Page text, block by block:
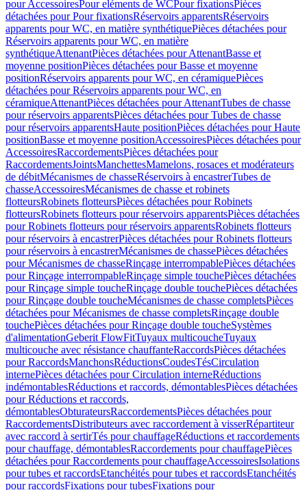
pour AccessoiresPour eléments de WCPour fixationsPièces
détachées pour Pour fixationsRéservoirs apparentsRéservoirs
apparents pour WC, en matière synthétiquePièces détachées pour
Réservoirs apparents pour WC, en matière
synthétiqueAttenantPièces détachées pour AttenantBasse et
moyenne positionPièces détachées pour Basse et moyenne
positionRéservoirs apparents pour WC, en céramiquePièces
détachées pour Réservoirs apparents pour WC, en
céramiqueAttenantPièces détachées pour AttenantTubes de chasse
pour réservoirs apparentsPièces détachées pour Tubes de chasse
pour réservoirs apparentsHaute positionPièces détachées pour Haute
positionBasse et moyenne positionAccessoiresPièces détachées pour
AccessoiresRaccordementsPièces détachées pour
RaccordementsJointsManchettesMamelons, rosaces et modérateurs
de débitMécanismes de chasseRéservoirs à encastrerTubes de
chasseAccessoiresMécanismes de chasse et robinets
flotteursRobinets flotteursPièces détachées pour Robinets
flotteursRobinets flotteurs pour réservoirs apparentsPièces détachées
pour Robinets flotteurs pour réservoirs apparentsRobinets flotteurs
pour réservoirs à encastrerPièces détachées pour Robinets flotteurs
pour réservoirs à encastrerMécanismes de chassePièces détachées
pour Mécanismes de chasseRinçage interrompablePièces détachées
pour Rinçage interrompableRinçage simple touchePièces détachées
pour Rinçage simple toucheRinçage double touchePièces détachées
pour Rinçage double toucheMécanismes de chasse completsPièces
détachées pour Mécanismes de chasse completsRinçage double
touchePièces détachées pour Rinçage double toucheSystèmes
d'alimentationGeberit FlowFitTuyaux multicoucheTuyaux
multicouche avec résistance chauffanteRaccordsPièces détachées
pour RaccordsManchonsRéductionsCoudesTésCirculation
internePièces détachées pour Circulation interneRéductions
indémontablesRéductions et raccords, démontablesPièces détachées
pour Réductions et raccords,
démontablesObturateursRaccordementsPièces détachées pour
RaccordementsDistributeurs avec raccordement à visserRépartiteur
avec raccord à sertirTés pour chauffageRéductions et raccordements
pour chauffage, démontablesRaccordements pour chauffagePièces
détachées pour Raccordements pour chauffageAccessoiresIsolations
pour tubes et raccordsEtanchéités pour tubes et raccordsEtanchéités
pour raccordsFixations pour tubesFixations pour